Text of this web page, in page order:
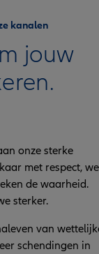
kanalen
jouw
onze sterke
met respect, we
de waarheid.
sterker.
van
schendingen in